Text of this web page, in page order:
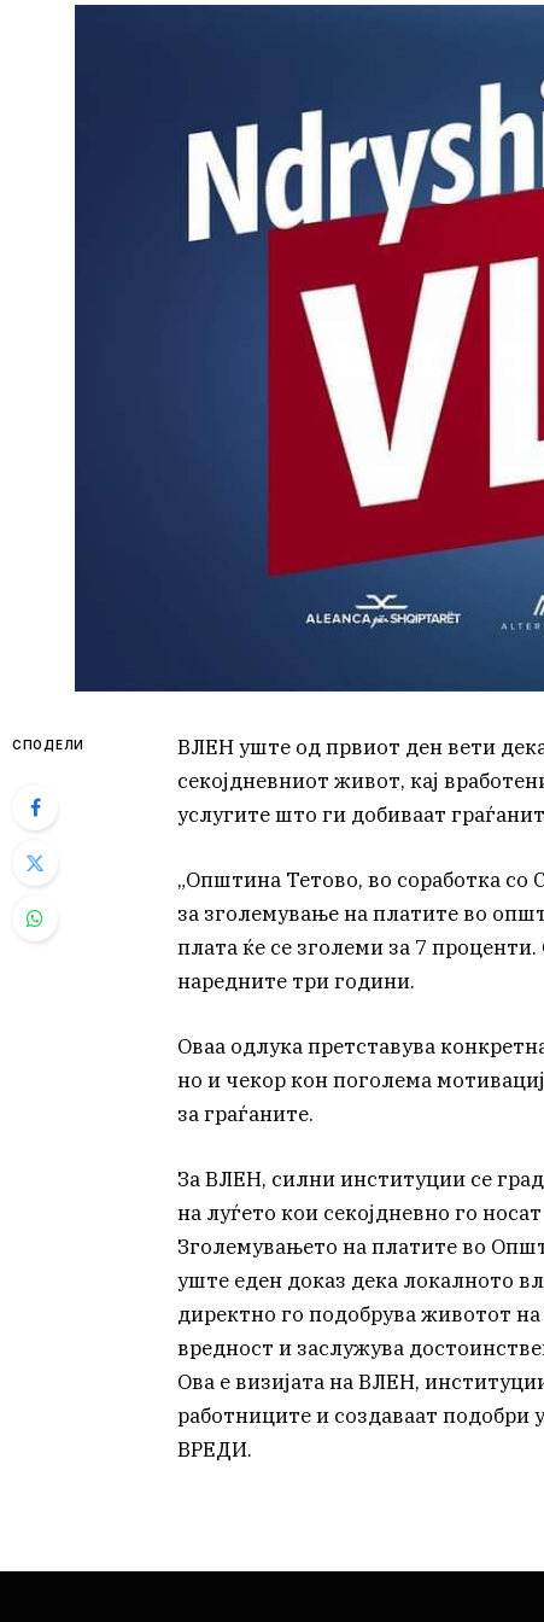
СПОДЕЛИ
ВЛЕН уште од првиот ден вети
секојдневниот живот, кај
услугите што ги добиваат
„Општина Тетово, во соработка
за зголемување на платите во
плата ќе се зголеми за 7
наредните три години.
Оваа одлука претставува
но и чекор кон поголема
за граѓаните.
За ВЛЕН, силни институции се
на луѓето кои секојдневно го
Зголемувањето на платите во
уште еден доказ дека локалното
директно го подобрува животот на
вредност и заслужува
Ова е визијата на ВЛЕН,
работниците и создаваат подобри
ВРЕДИ.